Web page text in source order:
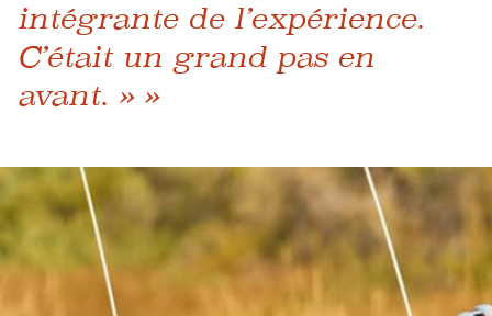
intégrante de l’expérience.
C’était un grand pas en
avant. » »